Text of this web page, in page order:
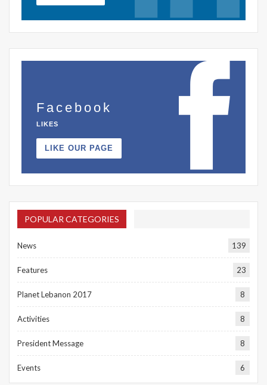
Facebook
LIKES
LIKE OUR PAGE
POPULAR CATEGORIES
News 139
Features 23
Planet Lebanon 2017 8
Activities 8
President Message 8
Events 6